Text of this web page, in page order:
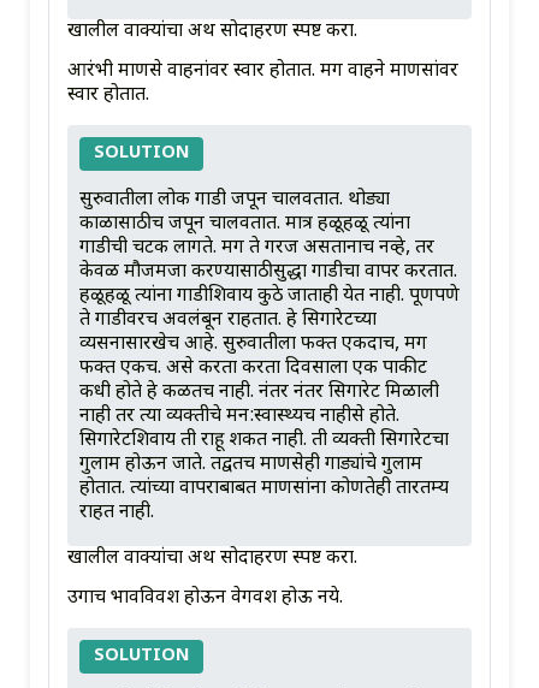
खालील वाक्यांचा अर्थ सोदाहरण स्पष्ट करा.
आरंभी माणसे वाहनांवर स्वार होतात. मग वाहने माणसांवर
स्वार होतात.
SOLUTION
सुरुवातीला लोक गाडी जपून चालवतात. थोड्या
काळासाठीच जपून चालवतात. मात्र हळूहळू त्यांना
गाडीची चटक लागते. मग ते गरज असतानाच नव्हे, तर
केवळ मौजमजा करण्यासाठीसुद्धा गाडीचा वापर करतात.
हळूहळू त्यांना गाडीशिवाय कुठे जाताही येत नाही. पूर्णपणे
ते गाडीवरच अवलंबून राहतात. हे सिगारेटच्या
व्यसनासारखेच आहे. सुरुवातीला फक्त एकदाच, मग
फक्त एकच. असे करता करता दिवसाला एक पाकीट
कधी होते हे कळतच नाही. नंतर नंतर सिगारेट मिळाली
नाही तर त्या व्यक्तीचे मन:स्वास्थ्यच नाहीसे होते.
सिगारेटशिवाय ती राहू शकत नाही. ती व्यक्ती सिगारेटचा
गुलाम होऊन जाते. तद्वतच माणसेही गाड्यांचे गुलाम
होतात. त्यांच्या वापराबाबत माणसांना कोणतेही तारतम्य
राहत नाही.
खालील वाक्यांचा अर्थ सोदाहरण स्पष्ट करा.
उगाच भावविवश होऊन वेगवश होऊ नये.
SOLUTION